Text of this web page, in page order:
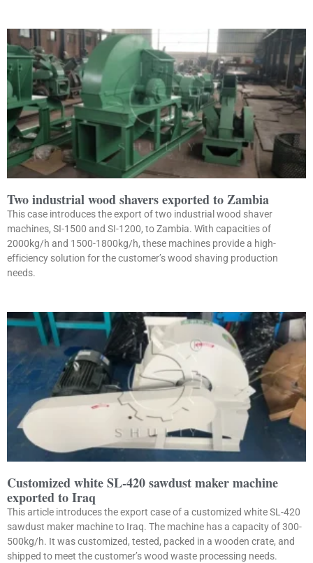
Two industrial wood shavers exported to Zambia
This case introduces the export of two industrial wood shaver
machines, SI-1500 and SI-1200, to Zambia. With capacities of
2000kg/h and 1500-1800kg/h, these machines provide a high-
efficiency solution for the customer’s wood shaving production
needs.
Customized white SL-420 sawdust maker machine
exported to Iraq
This article introduces the export case of a customized white SL-420
sawdust maker machine to Iraq. The machine has a capacity of 300-
500kg/h. It was customized, tested, packed in a wooden crate, and
shipped to meet the customer’s wood waste processing needs.